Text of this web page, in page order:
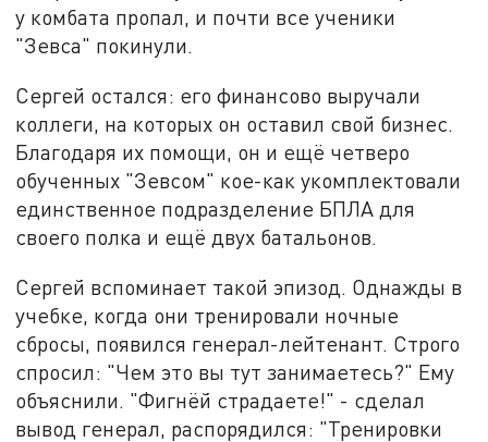
у комбата пропал, и почти все ученики
"Зевса" покинули.
Сергей остался: его финансово выручали
коллеги, на которых он оставил свой бизнес.
Благодаря их помощи, он и ещё четверо
обученных "Зевсом" кое-как укомплектовали
единственное подразделение БПЛА для
своего полка и ещё двух батальонов.
Сергей вспоминает такой эпизод. Однажды в
учебке, когда они тренировали ночные
сбросы, появился генерал-лейтенант. Строго
спросил: "Чем это вы тут занимаетесь?" Ему
объяснили. "Фигнёй страдаете!" - сделал
вывод генерал, распорядился: "Тренировки